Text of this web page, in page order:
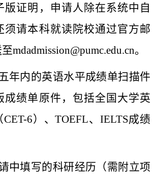
版证明，申请人除在系统中自
须请本科就读院校通过官方邮
mdadmission@pumc.edu.cn。
年内的英语水平成绩单扫描件
成绩单原件 ， 包括全国大学英
CET-6） 、TOEFL、 IELTS成绩
中填写的科研经历（需附立项